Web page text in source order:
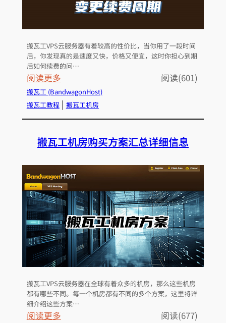
级
C
P
U
，
硬
，
络
带
宽
，
网
络
流
量
搬瓦工VPS云服务器有着较高的性价比，当你用了一段时间
后，你发现真的是速度又快，价格又便宜，这时你担心到期
后如何续费的问…
阅读更多：
搬
瓦
工
P
购
买
后
如
何
续
费
，
自
动
续
阅读(601)
搬瓦工 (BandwagonHost)
搬瓦工教程 | 搬瓦工机房
搬瓦工机房购买方案汇总详细信息
搬瓦工VPS云服务器在全球有着众多的机房，那么这些机房
都有哪些不同。每一个机房都有不同的多个方案，这里将详
细介绍这些方案…
阅读更多：
阅读(677)